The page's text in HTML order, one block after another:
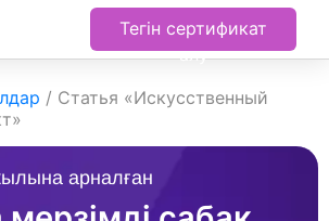
Тегін сертификат
алу
арналған
/ Статья «Искусственный